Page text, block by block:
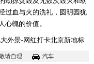
过血与火的洗礼，圆明园犹
心魄的价值。
外景-网红打卡北京新地标
请自理 汽车